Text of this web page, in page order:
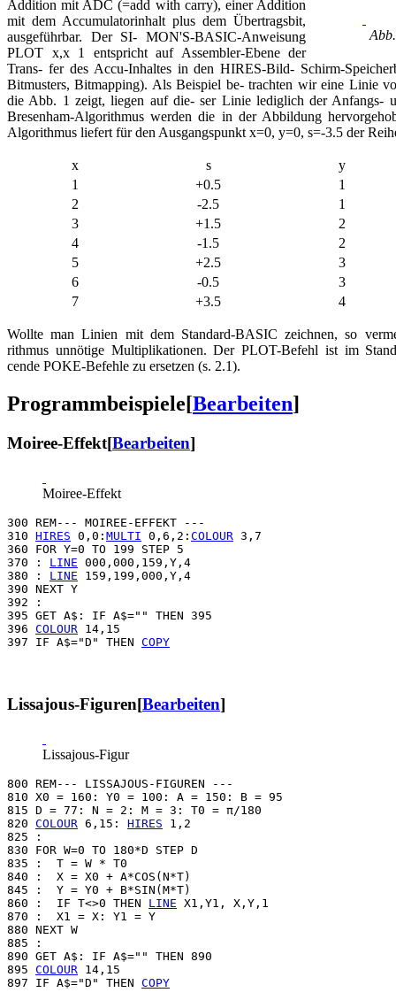
Addition mit ADC (=add with carry), einer Addition
mit dem Accumulatorinhalt plus dem Übertragsbit,
ausgeführbar. Der SI- MON'S-BASIC-Anweisung
PLOT x,x 1 entspricht auf Assembler-Ebene der
Trans- fer des Accu-Inhaltes in den HIRES-Bild- Schirm-
Bitmusters, Bitmapping). Als Beispiel be- trachten wir eine Linie
die Abb. 1 zeigt, liegen auf die- ser Linie lediglich der Anfangs-
Bresenham-Algorithmus werden die in der Abbildung
Algorithmus liefert für den Ausgangspunkt x=0, y=0, s=-3.5 der
x s
y
1
+0.5
1
2
-2.5
1
3
+1.5
2
4
-1.5
2
5
+2.5
3
6
-0.5
3
7
+3.5 4
Wollte man Linien mit dem Standard-BASIC zeichnen, so
rithmus unnötige Multiplikationen. Der PLOT-Befehl ist im
cende POKE-Befehle zu ersetzen (s. 2.1).
Programmbeispiele[Bearbeiten]
Moiree-Effekt[Bearbeiten]
Moiree-Effekt
300 REM--- MOIREE-EFFEKT ---
310 HIRES 0,0: MULTI 0,6,2: COLOUR 3,7
360 FOR Y=0 TO 199 STEP 5
370 : LINE 000,000,159,Y,4
380 : LINE 159,199,000,Y,4
390 NEXT Y
392 :
395 GET A$: IF A$="" THEN 395
396 COLOUR 14,15
397 IF A$="D" THEN COPY
Lissajous-Figuren[Bearbeiten]
Lissajous-Figur
800 REM--- LISSAJOUS-FIGUREN ---
810 X0 = 160: Y0 = 100: A = 150: B = 95
815 D = 77: N = 2: M = 3: T0 = π/180
820 COLOUR 6,15: HIRES 1,2
825 :
830 FOR W=0 TO 180*D STEP D
835 :  T = W * T0
840 :  X = X0 + A*COS(N*T)
845 :  Y = Y0 + B*SIN(M*T)
860 :  IF T<>0 THEN LINE X1,Y1, X,Y,1
870 :  X1 = X: Y1 = Y
880 NEXT W
885 :
890 GET A$: IF A$="" THEN 890
895 COLOUR 14,15
897 IF A$="D" THEN COPY